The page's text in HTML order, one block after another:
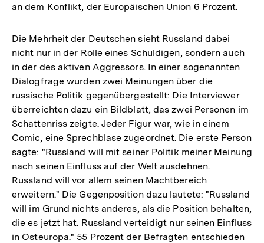
an dem Konflikt, der Europäischen Union 6 Prozent.
Die Mehrheit der Deutschen sieht Russland dabei
nicht nur in der Rolle eines Schuldigen, sondern auch
in der des aktiven Aggressors. In einer sogenannten
Dialogfrage wurden zwei Meinungen über die
russische Politik gegenübergestellt: Die Interviewer
überreichten dazu ein Bildblatt, das zwei Personen im
Schattenriss zeigte. Jeder Figur war, wie in einem
Comic, eine Sprechblase zugeordnet. Die erste Person
sagte: "Russland will mit seiner Politik meiner Meinung
nach seinen Einfluss auf der Welt ausdehnen.
Russland will vor allem seinen Machtbereich
erweitern." Die Gegenposition dazu lautete: "Russland
will im Grund nichts anderes, als die Position behalten,
die es jetzt hat. Russland verteidigt nur seinen Einfluss
in Osteuropa." 55 Prozent der Befragten entschieden